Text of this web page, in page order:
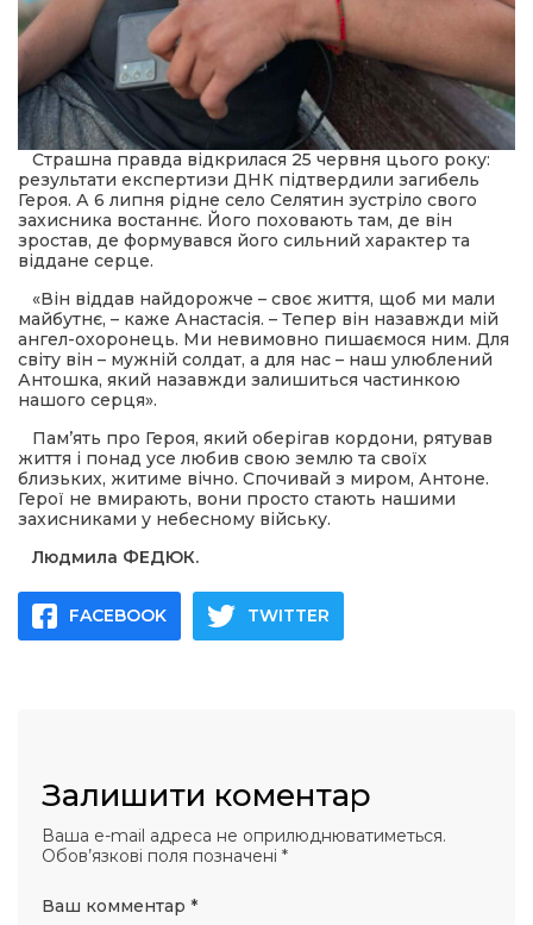
Страшна правда відкрилася 25 червня цього року:
результати експертизи ДНК підтвердили загибель
Героя. А 6 липня рідне село Селятин зустріло свого
захисника востаннє. Його поховають там, де він
зростав, де формувався його сильний характер та
віддане серце.
«Він віддав найдорожче – своє життя, щоб ми мали
майбутнє, – каже Анастасія. – Тепер він назавжди мій
ангел-охоронець. Ми невимовно пишаємося ним. Для
світу він – мужній солдат, а для нас – наш улюблений
Антошка, який назавжди залишиться частинкою
нашого серця».
Пам’ять про Героя, який оберігав кордони, рятував
життя і понад усе любив свою землю та своїх
близьких, житиме вічно. Спочивай з миром, Антоне.
Герої не вмирають, вони просто стають нашими
захисниками у небесному війську.
Людмила ФЕДЮК.
FACEBOOK TWITTER
Залишити коментар
Ваша e-mail адреса не оприлюднюватиметься.
Обов’язкові поля позначені *
Ваш комментар *